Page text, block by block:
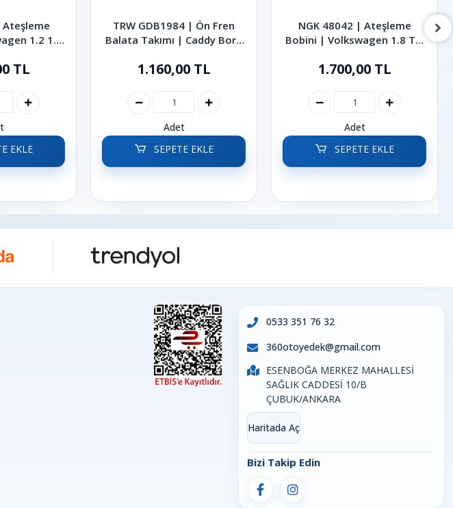
Ateşleme
1.2 1.4
2014
TL
EKLE
TRW GDB1984 | Ön Fren
Balata Takımı | Caddy Bora
1.160,00 TL
Adet
SEPETE EKLE
NGK 48042 | Ateşleme
Bobini | Volkswagen 1.8 TSI
Tiguan 2004-2016
1.700,00 TL
Adet
SEPETE EKLE
0533 351 76 32
360otoyedek@gmail.com
ESENBOĞA MERKEZ MAHALLESİ
SAĞLIK CADDESİ 10/B
ÇUBUK/ANKARA
Haritada Aç
Bizi Takip Edin